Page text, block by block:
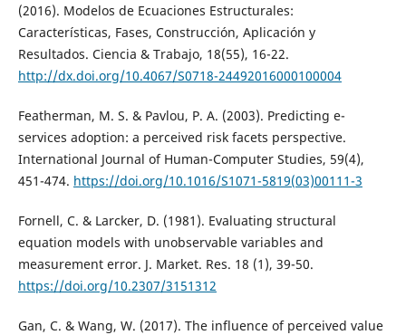
(2016). Modelos de Ecuaciones Estructurales:
Características, Fases, Construcción, Aplicación y
Resultados. Ciencia & Trabajo, 18(55), 16-22.
http://dx.doi.org/10.4067/S0718-24492016000100004
Featherman, M. S. & Pavlou, P. A. (2003). Predicting e-
services adoption: a perceived risk facets perspective.
International Journal of Human-Computer Studies, 59(4),
451-474. https://doi.org/10.1016/S1071-5819(03)00111-3
Fornell, C. & Larcker, D. (1981). Evaluating structural
equation models with unobservable variables and
measurement error. J. Market. Res. 18 (1), 39-50.
https://doi.org/10.2307/3151312
Gan, C. & Wang, W. (2017). The influence of perceived value